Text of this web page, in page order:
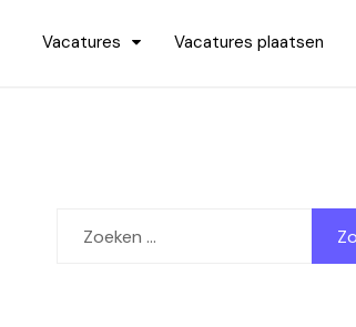
Vacatures Vacatures plaatsen
naar: